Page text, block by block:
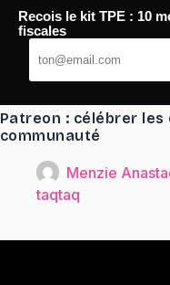
Passer
contenu
TaqTaq
Patreon : célébrer
communauté
Menzie
taqtaq
Recois le kit TPE : 10
fiscales